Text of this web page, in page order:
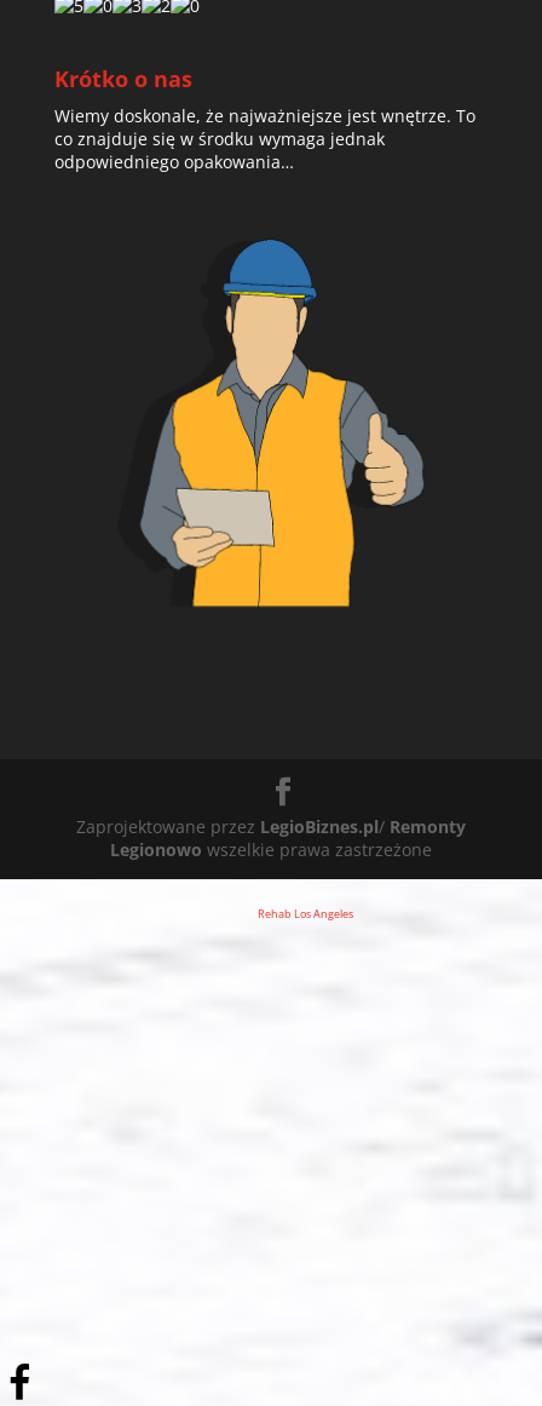
Krótko o nas
Wiemy doskonale, że najważniejsze jest wnętrze. To
co znajduje się w środku wymaga jednak
odpowiedniego opakowania…
Zaprojektowane przez LegioBiznes.pl/ Remonty
Legionowo wszelkie prawa zastrzeżone
Rehab Los Angeles